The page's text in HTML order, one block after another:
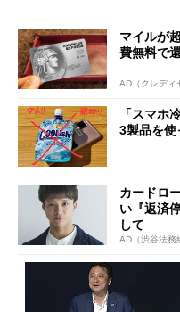
マイルが
費無料で
AD（クレディ
「スマ
3製品を使
カードロ
い『返済
して
AD（渋谷法務